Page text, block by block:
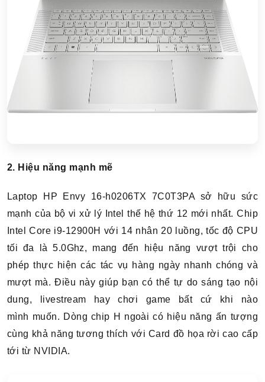
2. Hiệu năng mạnh mẽ
Laptop HP Envy 16-h0206TX 7C0T3PA sở hữu sức
mạnh của bộ vi xử lý Intel thế hệ thứ 12 mới nhất. Chip
Intel Core i9-12900H với 14 nhân 20 luồng, tốc độ CPU
tối đa là 5.0Ghz, mang đến hiệu năng vượt trội cho
phép thực hiện các tác vụ hàng ngày nhanh chóng và
mượt mà. Điều này giúp bạn có thể tự do sáng tạo nội
dung, livestream hay chơi game bất cứ khi nào
mình muốn. Dòng chip H ngoài có hiệu năng ấn tượng
cùng khả năng tương thích với Card đồ họa rời cao cấp
tới từ NVIDIA.